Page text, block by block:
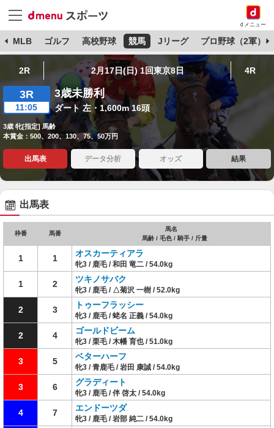
dメニュー
MLB ゴルフ 高校野球 競馬 Jリーグ プロ野球（2軍）
2R 2月17日(日) 1回東京8日 4R
3R
11:05
3歳未勝利
ダート 左・1,600m 16頭
3歳 牝[指定] 馬齢
本賞金：500、200、130、75、50万円
出馬表 データ分析 オッズ 結果
出馬表
枠番 馬番
馬名
馬齢 / 毛色 / 騎手 / 斤量
1 1 オスカーティアラ
牝3 / 鹿毛 / 和田 竜二 / 54.0kg
1 2 ツキノサバク
牝3 / 鹿毛 / △菊沢 一樹 / 52.0kg
2 3 トゥーフラッシー
牝3 / 鹿毛 / 蛯名 正義 / 54.0kg
2 4 ゴールドビーム
牝3 / 栗毛 / 木幡 育也 / 51.0kg
3 5 ベターハーフ
牝3 / 青鹿毛 / 岩田 康誠 / 54.0kg
3 6 グラディート
牝3 / 鹿毛 / 伴 啓太 / 54.0kg
4 7 エンドーツダ
牝3 / 鹿毛 / 岩部 純二 / 54.0kg